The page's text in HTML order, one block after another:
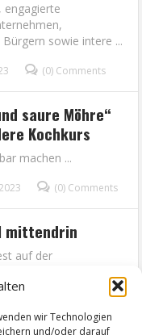
wir Technologien
und/oder darauf
engagierte
sowie intere ...
(0) Comments
saure Möhre“
Kochkurs
machen ...
(0) Comments
mittendrin
auf der
(0) Comments